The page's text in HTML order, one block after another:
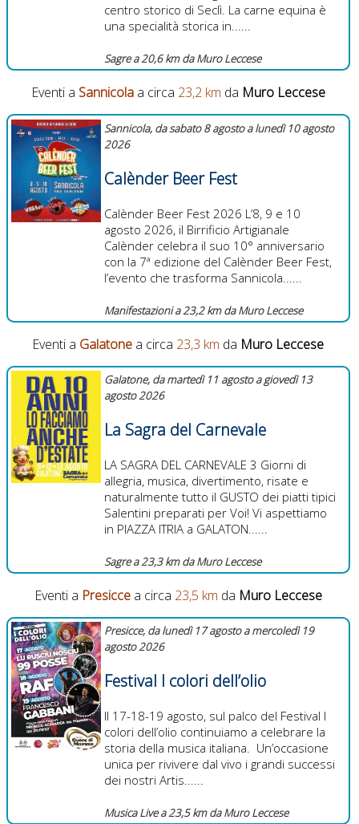
centro storico di Seclì. La carne equina è
una specialità storica in......
Sagre a 20,6 km da Muro Leccese
Eventi a Sannicolaa circa 23,2 km da Muro Leccese
Sannicola, da sabato 8 agosto a lunedì 10 agosto
2026
Calènder Beer Fest
Calènder Beer Fest 2026 L’8, 9 e 10
agosto 2026, il Birrificio Artigianale
Calènder celebra il suo 10° anniversario
con la 7ª edizione del Calènder Beer Fest,
l’evento che trasforma Sannicola......
Manifestazioni a 23,2 km da Muro Leccese
Eventi a Galatone a circa 23,3 km da Muro Leccese
Galatone, da martedì 11 agosto a giovedì 13
agosto 2026
La Sagra del Carnevale
LA SAGRA DEL CARNEVALE 3 Giorni di
allegria, musica, divertimento, risate e
naturalmente tutto il GUSTO dei piatti tipici
Salentini preparati per Voi! Vi aspettiamo
in PIAZZA ITRIA a GALATON......
Sagre a 23,3 km da Muro Leccese
Eventi a Presiccea circa 23,5 km da Muro Leccese
Presicce, da lunedì 17 agosto a mercoledì 19
agosto 2026
Festival I colori dell’olio
Il 17-18-19 agosto, sul palco del Festival I
colori dell’olio continuiamo a celebrare la
storia della musica italiana. Un’occasione
unica per rivivere dal vivo i grandi successi
dei nostri Artis......
Musica Live a 23,5 km da Muro Leccese